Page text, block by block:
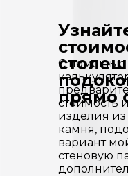
С помощью
стоимость
изделия из
камня,
вариант
стеновую
прямо